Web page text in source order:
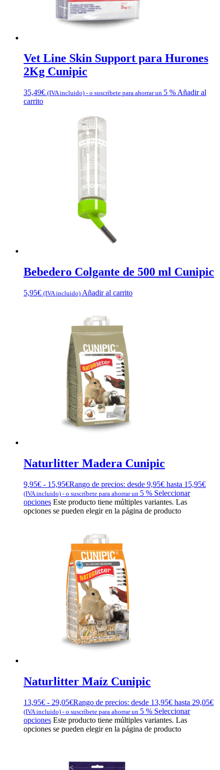
Vet Line Skin Support para Hurones
2Kg Cunipic
35,49€ (IVA incluido) - o suscríbete para ahorrar un 5 % Añadir al
carrito
Bebedero Colgante de 500 ml Cunipic
5,95€ (IVA incluido) Añadir al carrito
Naturlitter Madera Cunipic
9,95€ - 15,95€Rango de precios: desde 9,95€ hasta 15,95€
(IVA incluido) - o suscríbete para ahorrar un 5 % Seleccionar
opciones Este producto tiene múltiples variantes. Las
opciones se pueden elegir en la página de producto
Naturlitter Maíz Cunipic
13,95€ - 29,05€Rango de precios: desde 13,95€ hasta 29,05€
(IVA incluido) - o suscríbete para ahorrar un 5 % Seleccionar
opciones Este producto tiene múltiples variantes. Las
opciones se pueden elegir en la página de producto